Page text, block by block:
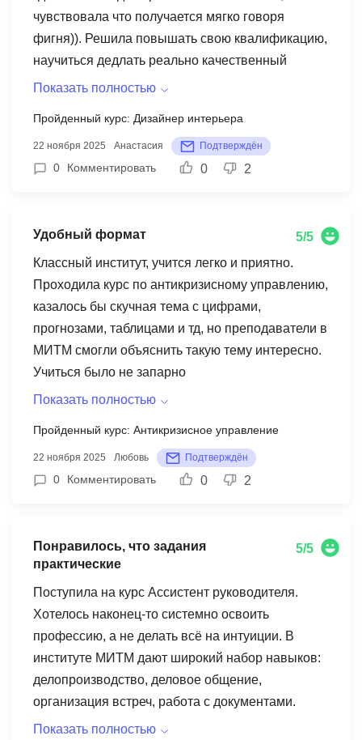
чувствовала что получается мягко говоря
фигня)). Решила повышать свою квалификацию,
научиться дедлать реально качественный
красивый дизайн. Искала программы, но
поступила. 1 что хотела бы отметить так это
удобный личный кабинет, разобралась очень
быстро + куратор помогал. 2 удобство онлайн
что все онлайн школы это шарашкины конторы
не дающие никаких знаний, но тут все
подругому. Программа нацелена не на просто
выпуск студентов, а реально сделать из тебя
профессионала 3 практические задания, их
реально много, иногда даже слишком, но мне в
кайф)) В целом учеба получилась офигенная,
Показать полностью
Пройденный курс: Дизайнер интерьера
22 ноября 2025 Анастасия Подтверждён
0 Комментировать 0 2
Удобный формат
5/5
Классный институт, учится легко и приятно.
Проходила курс по антикризисному управлению,
казалось бы скучная тема с цифрами,
прогнозами, таблицами и тд, но преподаватели в
МИТМ смогли объяснить такую тему интересно.
Учиться было не запарно
Показать полностью
Пройденный курс: Антикризисное управление
22 ноября 2025 Любовь Подтверждён
0 Комментировать 0 2
Понравилось, что задания
практические
5/5
Поступила на курс Ассистент руководителя.
Хотелось наконец-то системно освоить
профессию, а не делать всё на интуиции. В
институте МИТМ дают широкий набор навыков:
делопроизводство, деловое общение,
организация встреч, работа с документами.
Понравилось, что задания практические, а не
Показать полностью